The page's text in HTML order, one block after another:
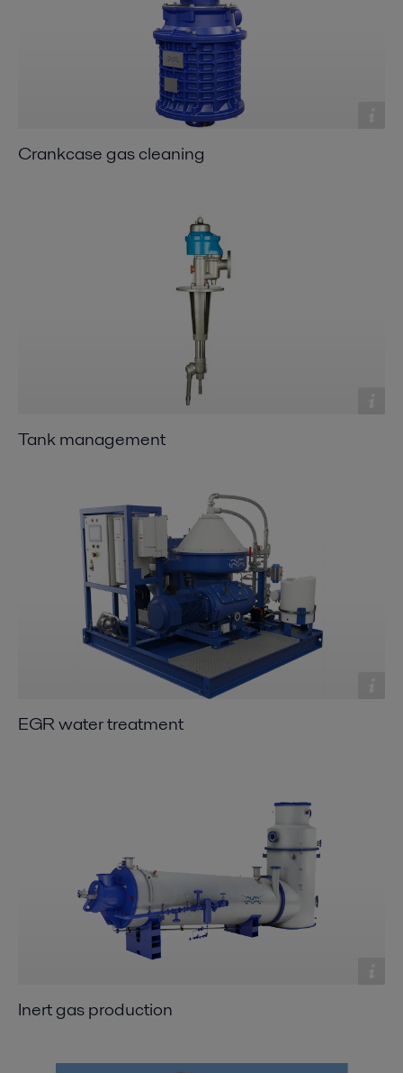
Crankcase gas cleaning
Tank management
EGR water treatment
Inert gas production